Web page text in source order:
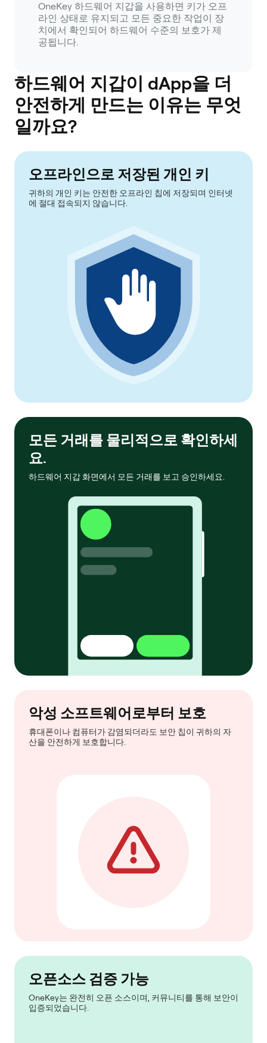
OneKey 하드웨어 지갑을 사용하면 키가 오프
라인 상태로 유지되고 모든 중요한 작업이 장
치에서 확인되어 하드웨어 수준의 보호가 제
공됩니다.
하드웨어 지갑이 dApp을 더
안전하게 만드는 이유는 무엇
일까요?
오프라인으로 저장된 개인 키
귀하의 개인 키는 안전한 오프라인 칩에 저장되며 인터넷
에 절대 접속되지 않습니다.
모든 거래를 물리적으로 확인하세
요.
하드웨어 지갑 화면에서 모든 거래를 보고 승인하세요.
악성 소프트웨어로부터 보호
휴대폰이나 컴퓨터가 감염되더라도 보안 칩이 귀하의 자
산을 안전하게 보호합니다.
오픈소스 검증 가능
OneKey는 완전히 오픈 소스이며, 커뮤니티를 통해 보안이
입증되었습니다.